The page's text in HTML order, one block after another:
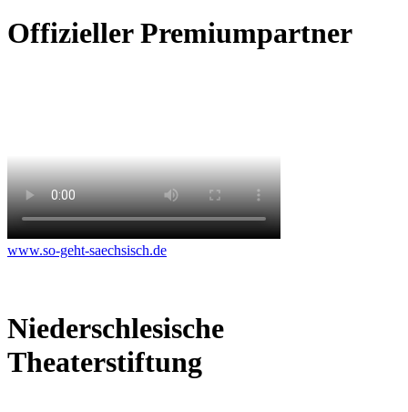
Offizieller Premiumpartner
www.so-geht-saechsisch.de
Niederschlesische
Theaterstiftung